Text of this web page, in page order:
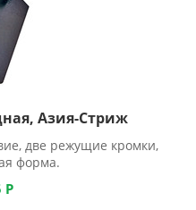
Азия-Стриж
две режущие кромки,
форма.
Р